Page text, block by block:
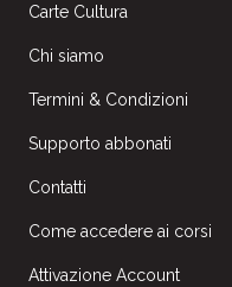
Carte Cultura
Chi siamo
Termini & Condizioni
Supporto abbonati
Contatti
Come accedere ai corsi
Attivazione Account